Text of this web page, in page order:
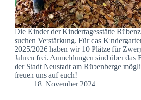
Die Kinder der Kindertagesstätte
suchen Verstärkung. Für das
2025/2026 haben wir 10 Plätze für
Jahren frei. Anmeldungen sind über das
der Stadt Neustadt am Rübenberge
freuen uns auf euch!
18. November 2024